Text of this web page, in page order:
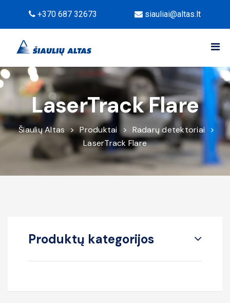
+370 687 32673 siauliai@altas.lt
LaserTrack Flare
Šiaulių Altas > Produktai > Radarų detektoriai
>
LaserTrack Flare
Produktų kategorijos